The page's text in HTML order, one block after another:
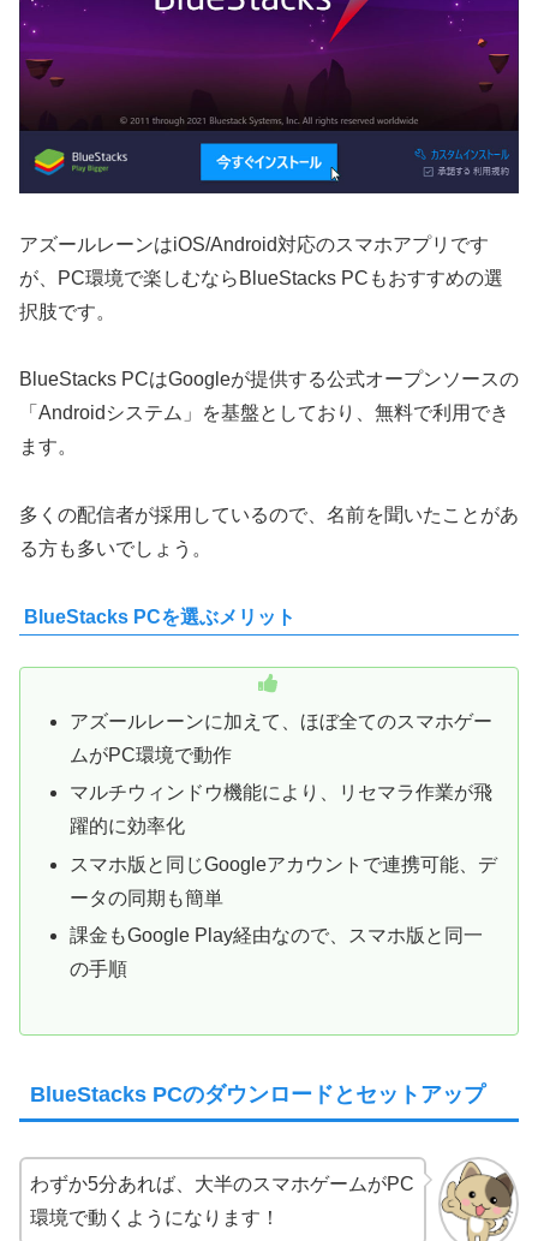
アズールレーンはiOS/Android対応のスマホアプリです
が、PC環境で楽しむならBlueStacks PCもおすすめの選
択肢です。
BlueStacks PCはGoogleが提供する公式オープンソースの
「Androidシステム」を基盤としており、無料で利用でき
ます。
多くの配信者が採用しているので、名前を聞いたことがあ
る方も多いでしょう。
BlueStacks PCを選ぶメリット
アズールレーンに加えて、ほぼ全てのスマホゲー
ムがPC環境で動作
マルチウィンドウ機能により、リセマラ作業が飛
躍的に効率化
スマホ版と同じGoogleアカウントで連携可能、デ
ータの同期も簡単
課金もGoogle Play経由なので、スマホ版と同一
の手順
BlueStacks PCのダウンロードとセットアップ
わずか5分あれば、大半のスマホゲームがPC
環境で動くようになります！